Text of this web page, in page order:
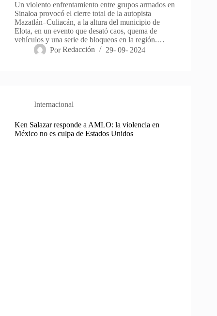
Un violento enfrentamiento entre grupos armados en
Sinaloa provocó el cierre total de la autopista
Mazatlán–Culiacán, a la altura del municipio de
Elota, en un evento que desató caos, quema de
vehículos y una serie de bloqueos en la región.…
Por Redacción 29- 09- 2024
Internacional
Ken Salazar responde a AMLO: la violencia en
México no es culpa de Estados Unidos